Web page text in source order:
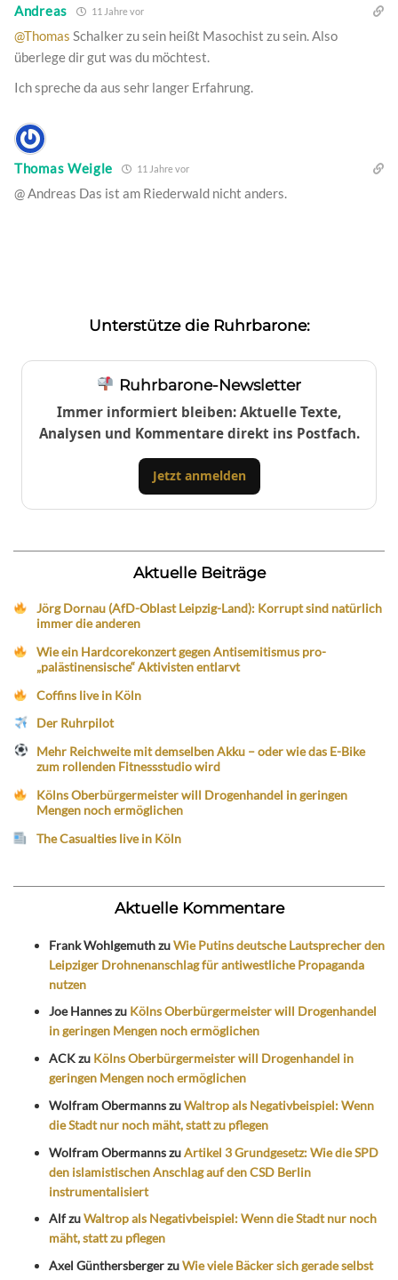
Andreas 11 Jahre vor
@Thomas Schalker zu sein heißt Masochist zu sein. Also
überlege dir gut was du möchtest.
Ich spreche da aus sehr langer Erfahrung.
Thomas Weigle 11 Jahre vor
@ Andreas Das ist am Riederwald nicht anders.
Unterstütze die Ruhrbarone:
Ruhrbarone-Newsletter
Immer informiert bleiben: Aktuelle Texte,
Analysen und Kommentare direkt ins Postfach.
Jetzt anmelden
Aktuelle Beiträge
Jörg Dornau (AfD-Oblast Leipzig-Land): Korrupt sind natürlich
immer die anderen
Wie ein Hardcorekonzert gegen Antisemitismus pro-
„palästinensische“ Aktivisten entlarvt
Coffins live in Köln
Der Ruhrpilot
Mehr Reichweite mit demselben Akku – oder wie das E-Bike
zum rollenden Fitnessstudio wird
Kölns Oberbürgermeister will Drogenhandel in geringen
Mengen noch ermöglichen
The Casualties live in Köln
Aktuelle Kommentare
Frank WohlgemuthzuWie Putins deutsche Lautsprecher den
Leipziger Drohnenanschlag für antiwestliche Propaganda
nutzen
Joe Hanneszu Kölns Oberbürgermeister will Drogenhandel
in geringen Mengen noch ermöglichen
ACKzu Kölns Oberbürgermeister will Drogenhandel in
geringen Mengen noch ermöglichen
Wolfram ObermannszuWaltrop als Negativbeispiel: Wenn
die Stadt nur noch mäht, statt zu pflegen
Wolfram ObermannszuArtikel 3 Grundgesetz: Wie die SPD
den islamistischen Anschlag auf den CSD Berlin
instrumentalisiert
AlfzuWaltrop als Negativbeispiel: Wenn die Stadt nur noch
mäht, statt zu pflegen
Axel GünthersbergerzuWie viele Bäcker sich gerade selbst